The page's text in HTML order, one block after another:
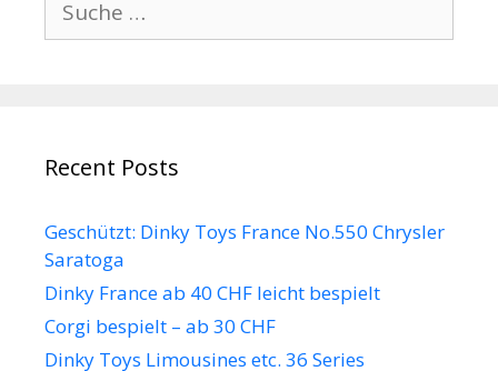
nach:
Recent Posts
Geschützt: Dinky Toys France No.550 Chrysler
Saratoga
Dinky France ab 40 CHF leicht bespielt
Corgi bespielt – ab 30 CHF
Dinky Toys Limousines etc. 36 Series